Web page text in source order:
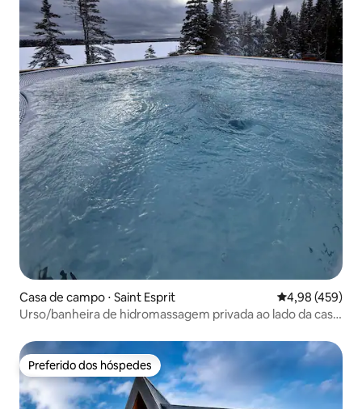
Casa de campo ⋅ Saint Esprit 4,98 de uma
4,98 (459)
Urso/banheira de hidromassagem privada ao lado da casa
Preferido dos hóspedes
Preferido dos hóspedes